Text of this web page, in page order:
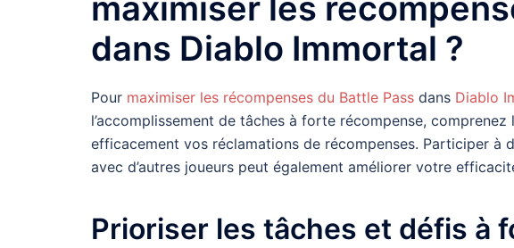
dans Diablo Immortal ?
Pour maximiser les récompenses du Battle Pass dans Diablo
l’accomplissement de tâches à forte récompense,
efficacement vos réclamations de récompenses. Participer à
avec d’autres joueurs peut également améliorer votre
Prioriser les tâches et défis à